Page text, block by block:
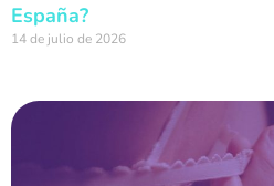
España?
14 de julio de 2026